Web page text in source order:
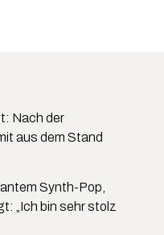
Nach der
aus dem Stand
Synth-Pop,
„Ich bin sehr stolz